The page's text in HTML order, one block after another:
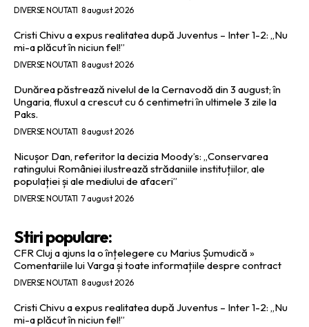
DIVERSE NOUTATI 8 august 2026
Cristi Chivu a expus realitatea după Juventus – Inter 1-2: „Nu
mi-a plăcut în niciun fel!”
DIVERSE NOUTATI 8 august 2026
Dunărea păstrează nivelul de la Cernavodă din 3 august; în
Ungaria, fluxul a crescut cu 6 centimetri în ultimele 3 zile la
Paks.
DIVERSE NOUTATI 8 august 2026
Nicușor Dan, referitor la decizia Moody’s: „Conservarea
ratingului României ilustrează strădaniile instituțiilor, ale
populației și ale mediului de afaceri”
DIVERSE NOUTATI 7 august 2026
Stiri populare:
CFR Cluj a ajuns la o înțelegere cu Marius Șumudică »
Comentariile lui Varga și toate informațiile despre contract
DIVERSE NOUTATI 8 august 2026
Cristi Chivu a expus realitatea după Juventus – Inter 1-2: „Nu
mi-a plăcut în niciun fel!”